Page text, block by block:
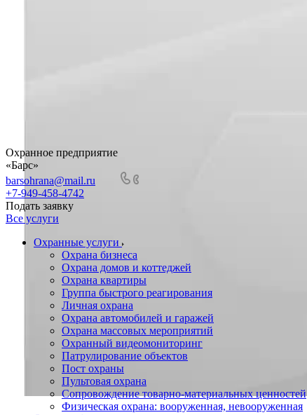
Охранное предприятие
«Барс»
barsohrana@mail.ru
+7-949-458-4742
Подать заявку
Все услуги
Охранные услуги
Охрана бизнеса
Охрана домов и коттеджей
Охрана квартиры
Группа быстрого реагирования
Личная охрана
Охрана автомобилей и гаражей
Охрана массовых мероприятий
Охранный видеомониторинг
Патрулирование объектов
Пост охраны
Пультовая охрана
Сопровождение товарно-материальных ценностей
Физическая охрана: вооруженная, невооруженная